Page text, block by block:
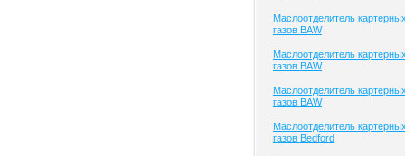
Маслоотделитель
газов BAW
Маслоотделитель
газов BAW
Маслоотделитель
газов BAW
Маслоотделитель
газов Bedford